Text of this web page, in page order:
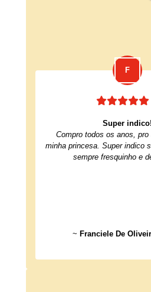
Super indico!
Compro todos os anos, pro
minha princesa. Super indico
sempre fresquinho e
~ Franciele De